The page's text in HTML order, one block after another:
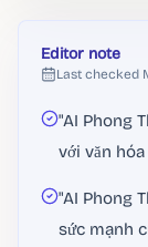
Editor note
Last checked
"AI Phong
với văn
"AI Phong
sức mạnh